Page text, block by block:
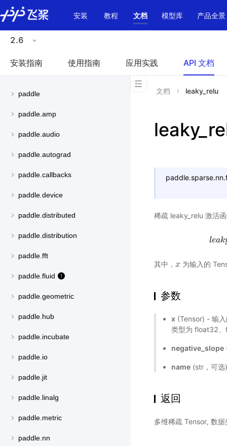
\u200E
安装
教程 文档 模型库 产品全景
2.6
安装指南 使用指南 应用实践 API 文档
paddle
paddle.amp
paddle.audio
paddle.autograd
paddle.callbacks
paddle.device
paddle.distributed
paddle.distribution
paddle.fft
paddle.fluid
paddle.geometric
paddle.hub
paddle.incubate
paddle.io
paddle.jit
paddle.linalg
paddle.metric
paddle.nn
文档 leaky_relu
稀疏 leaky_relu 激活
leakl
其中， x
x 为输入的
参数
x (Tensor) - 输
类型为 float32
negative_slope
name (str，可
返回
多维稀疏 Tensor, 数